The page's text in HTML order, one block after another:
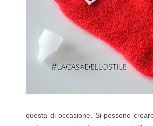
questa di occasione. Si possono